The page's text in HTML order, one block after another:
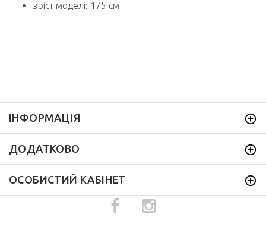
зріст моделі: 175 см
ІНФОРМАЦІЯ
ДОДАТКОВО
ОСОБИСТИЙ КАБІНЕТ